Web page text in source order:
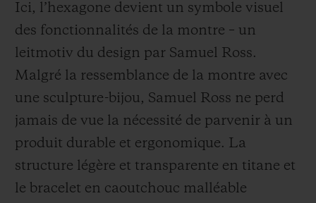
Ici, l’hexagone devient un symbole visuel
des fonctionnalités de la montre – un
leitmotiv du design par Samuel Ross.
Malgré la ressemblance de la montre avec
une sculpture-bijou, Samuel Ross ne perd
jamais de vue la nécessité de parvenir à un
produit durable et ergonomique. La
structure légère et transparente en titane et
le bracelet en caoutchouc malléable